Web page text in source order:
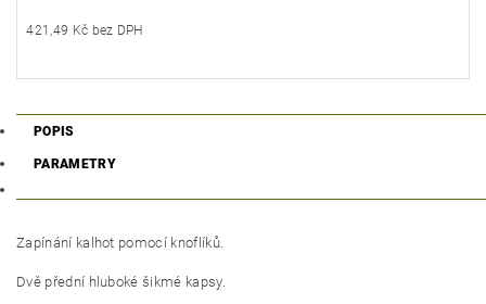
421,49 Kč bez DPH
POPIS
PARAMETRY
Zapínání kalhot pomocí knoflíků.
Dvě přední hluboké šikmé kapsy.